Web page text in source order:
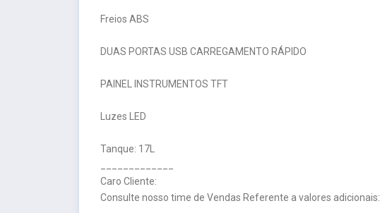
Freios ABS
DUAS PORTAS USB CARREGAMENTO RÁPIDO
PAINEL INSTRUMENTOS TFT
Luzes LED
Tanque: 17L
Caro Cliente:
Consulte nosso time de Vendas Referente a valores adicionais: